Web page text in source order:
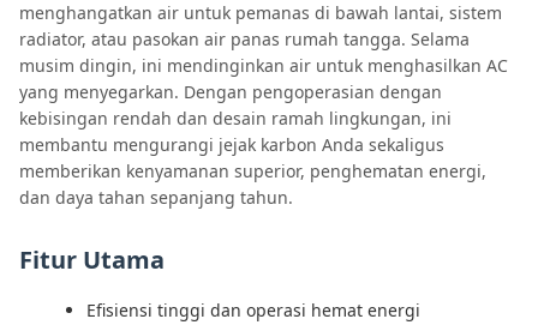
menghangatkan air untuk pemanas di bawah lantai, sistem
radiator, atau pasokan air panas rumah tangga. Selama
musim dingin, ini mendinginkan air untuk menghasilkan AC
yang menyegarkan. Dengan pengoperasian dengan
kebisingan rendah dan desain ramah lingkungan, ini
membantu mengurangi jejak karbon Anda sekaligus
memberikan kenyamanan superior, penghematan energi,
dan daya tahan sepanjang tahun.
Fitur Utama
Efisiensi tinggi dan operasi hemat energi